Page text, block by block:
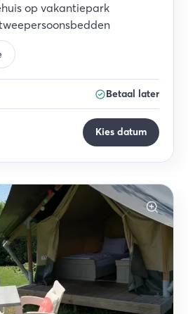
op vakantiepark
Betaal later
Kies datum